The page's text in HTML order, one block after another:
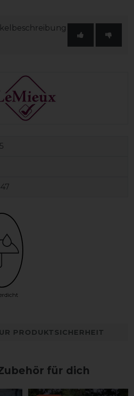
PRODUKTSICHERHEIT
für dich